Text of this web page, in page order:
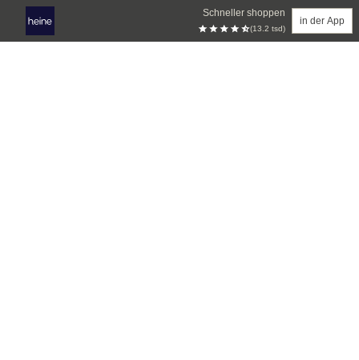
Schneller shoppen
(13.2 tsd)
in der App